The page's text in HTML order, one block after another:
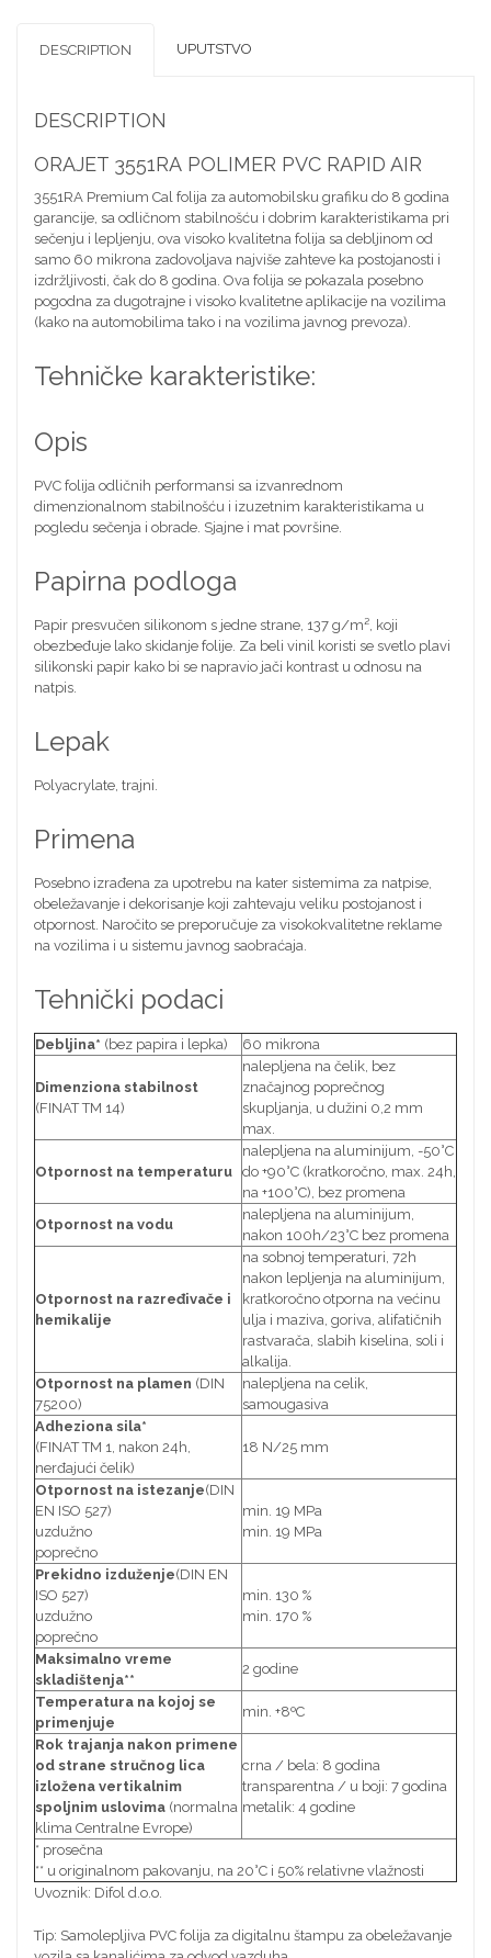
DESCRIPTION UPUTSTVO
DESCRIPTION
ORAJET 3551RA POLIMER PVC RAPID AIR
3551RA Premium Cal folija za automobilsku grafiku do 8 godina
garancije, sa odličnom stabilnošću i dobrim karakteristikama pri
sečenju i lepljenju, ova visoko kvalitetna folija sa debljinom od
samo 60 mikrona zadovoljava najviše zahteve ka postojanosti i
izdržljivosti, čak do 8 godina. Ova folija se pokazala posebno
pogodna za dugotrajne i visoko kvalitetne aplikacije na vozilima
(kako na automobilima tako i na vozilima javnog prevoza).
Tehničke karakteristike:
Opis
PVC folija odličnih performansi sa izvanrednom
dimenzionalnom stabilnošću i izuzetnim karakteristikama u
pogledu sečenja i obrade. Sjajne i mat površine.
Papirna podloga
Papir presvučen silikonom s jedne strane, 137 g/m², koji
obezbeđuje lako skidanje folije. Za beli vinil koristi se svetlo plavi
silikonski papir kako bi se napravio jači kontrast u odnosu na
natpis.
Lepak
Polyacrylate, trajni.
Primena
Posebno izrađena za upotrebu na kater sistemima za natpise,
obeležavanje i dekorisanje koji zahtevaju veliku postojanost i
otpornost. Naročito se preporučuje za visokokvalitetne reklame
na vozilima i u sistemu javnog saobraćaja.
Tehnički podaci
Debljina* (bez papira i lepka) 60 mikrona
Dimenziona stabilnost
(FINAT TM 14)
nalepljena na čelik, bez
značajnog poprečnog
skupljanja, u dužini 0,2 mm
max.
Otpornost na temperaturu
nalepljena na aluminijum, -50°C
do +90°C (kratkoročno, max. 24h,
na +100°C), bez promena
Otpornost na vodu
nalepljena na aluminijum,
nakon 100h/23°C bez promena
Otpornost na razređivače i
hemikalije
na sobnoj temperaturi, 72h
nakon lepljenja na aluminijum,
kratkoročno otporna na većinu
ulja i maziva, goriva, alifatičnih
rastvarača, slabih kiselina, soli i
alkalija.
Otpornost na plamen (DIN
75200)
nalepljena na celik,
samougasiva
Adheziona sila*
(FINAT TM 1, nakon 24h,
nerđajući čelik)
18 N/25 mm
Otpornost na istezanje(DIN
EN ISO 527)
uzdužno
poprečno
min. 19 MPa
min. 19 MPa
Prekidno izduženje(DIN EN
ISO 527)
uzdužno
poprečno
min. 130 %
min. 170 %
Maksimalno vreme
skladištenja**
2 godine
Temperatura na kojoj se
primenjuje
min. +8ºC
Rok trajanja nakon primene
od strane stručnog lica
izložena vertikalnim
spoljnim uslovima (normalna
klima Centralne Evrope)
crna / bela: 8 godina
transparentna / u boji: 7 godina
metalik: 4 godine
* prosečna
** u originalnom pakovanju, na 20°C i 50% relativne vlažnosti
Uvoznik: Difol d.o.o.
Tip: Samolepljiva PVC folija za digitalnu štampu za obeležavanje